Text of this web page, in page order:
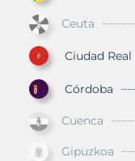
Ceuta
Ciudad Real
Córdoba
Cuenca
Gipuzkoa